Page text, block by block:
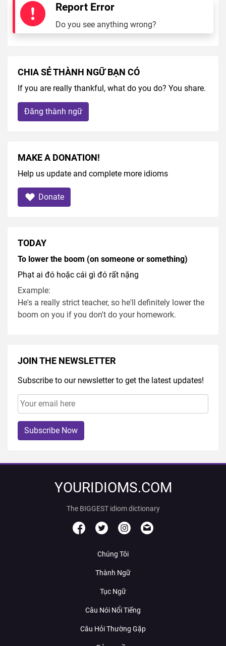
Report Error
Do you see anything wrong?
CHIA SẺ THÀNH NGỮ BẠN CÓ
If you are really thankful, what do you do? You share.
Đăng thành ngữ
MAKE A DONATION!
Help us update and complete more idioms
Donate
TODAY
To lower the boom (on someone or something)
Phạt ai đó hoặc cái gì đó rất nặng
Example:
He's a really strict teacher, so he'll definitely lower the
boom on you if you don't do your homework.
JOIN THE NEWSLETTER
Subscribe to our newsletter to get the latest updates!
Subscribe Now
YOURIDIOMS.COM
The BIGGEST idiom dictionary
Chúng Tôi
Thành Ngữ
Tục Ngữ
Câu Nói Nổi Tiếng
Câu Hỏi Thường Gặp